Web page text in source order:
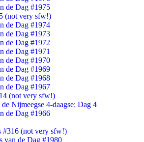
de Dag #1975
(not very sfw!)
de Dag #1974
de Dag #1973
de Dag #1972
de Dag #1971
de Dag #1970
de Dag #1969
de Dag #1968
de Dag #1967
(not very sfw!)
Nijmeegse 4-daagse: Dag 4
de Dag #1966
#316 (not very sfw!)
van de Dag #1980